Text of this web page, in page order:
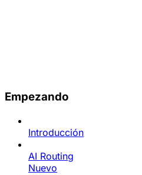
Empezando
Introducción
AI Routing
Nuevo